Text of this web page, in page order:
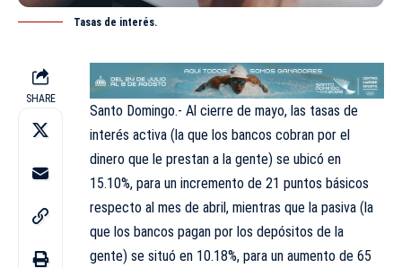
Tasas de interés.
SHARE
Santo Domingo.- Al cierre de mayo, las tasas de
interés activa (la que los bancos cobran por el
dinero que le prestan a la gente) se ubicó en
15.10%, para un incremento de 21 puntos básicos
respecto al mes de abril, mientras que la pasiva (la
que los bancos pagan por los depósitos de la
gente) se situó en 10.18%, para un aumento de 65